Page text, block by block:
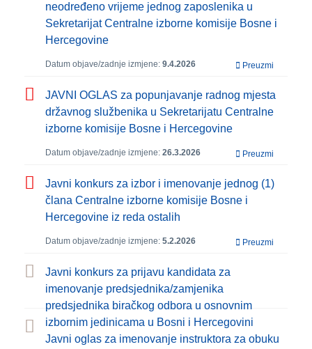
neodređeno vrijeme jednog zaposlenika u
Sekretarijat Centralne izborne komisije Bosne i
Hercegovine
Datum objave/zadnje izmjene: 9.4.2026 Preuzmi
JAVNI OGLAS za popunjavanje radnog mjesta
državnog službenika u Sekretarijatu Centralne
izborne komisije Bosne i Hercegovine
Datum objave/zadnje izmjene: 26.3.2026 Preuzmi
Javni konkurs za izbor i imenovanje jednog (1)
člana Centralne izborne komisije Bosne i
Hercegovine iz reda ostalih
Datum objave/zadnje izmjene: 5.2.2026 Preuzmi
Javni konkurs za prijavu kandidata za
imenovanje predsjednika/zamjenika
predsjednika biračkog odbora u osnovnim
izbornim jedinicama u Bosni i Hercegovini
Javni oglas za imenovanje instruktora za obuku